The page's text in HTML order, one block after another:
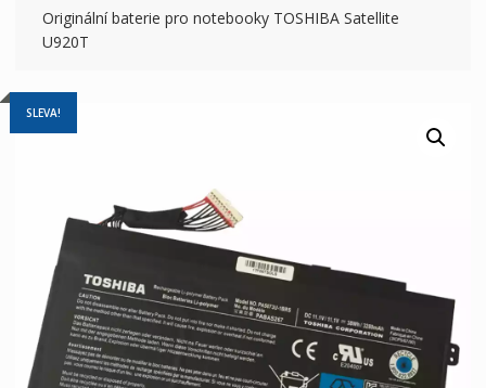
Originální baterie pro notebooky TOSHIBA Satellite
U920T
SLEVA!